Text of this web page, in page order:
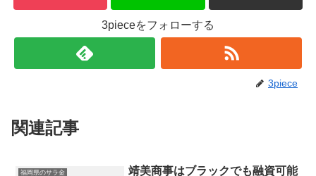
3pieceをフォローする
3piece
関連記事
福岡県のサラ金
靖美商事はブラックでも融資可能